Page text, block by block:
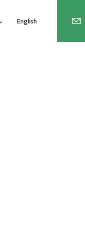
English